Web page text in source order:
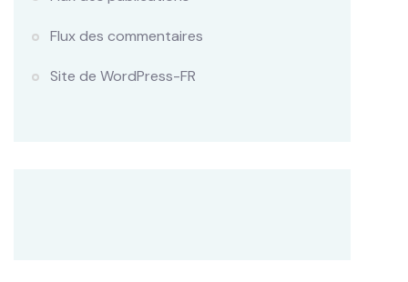
Flux des commentaires
Site de WordPress-FR